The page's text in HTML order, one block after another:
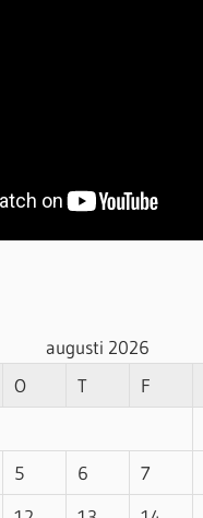
augusti 2026
O T F
5 6 7